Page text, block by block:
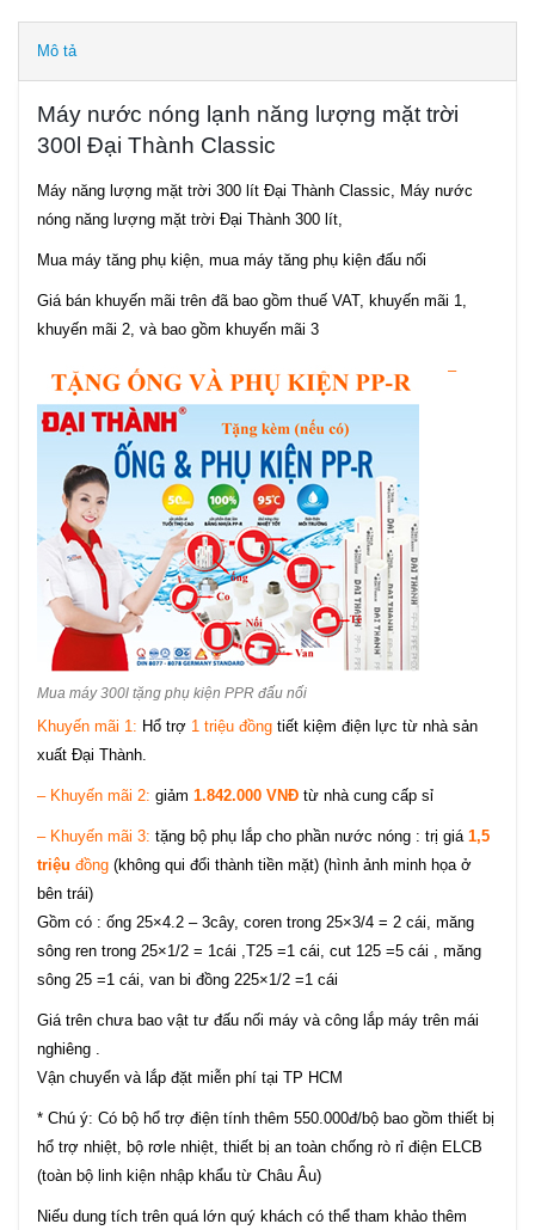
Mô tả
Máy nước nóng lạnh năng lượng mặt trời
300l Đại Thành Classic
Máy năng lượng mặt trời 300 lít Đại Thành Classic, Máy nước
nóng năng lượng mặt trời Đại Thành 300 lít,
Mua máy tăng phụ kiện, mua máy tăng phụ kiện đấu nối
Giá bán khuyến mãi trên đã bao gồm thuế VAT, khuyến mãi 1,
khuyến mãi 2, và bao gồm khuyến mãi 3
Mua máy 300l tặng phụ kiện PPR đấu nối
–
Khuyến mãi 1: Hổ trợ 1 triệu đồng tiết kiệm điện lực từ nhà sản
xuất Đại Thành.
– Khuyến mãi 2: giảm 1.842.000 VNĐ từ nhà cung cấp sỉ
– Khuyến mãi 3: tặng bộ phụ lắp cho phần nước nóng : trị giá 1,5
triệu đồng (không qui đổi thành tiền mặt) (hình ảnh minh họa ở
bên trái)
Gồm có : ống 25×4.2 – 3cây, coren trong 25×3/4 = 2 cái, măng
sông ren trong 25×1/2 = 1cái ,T25 =1 cái, cut 125 =5 cái , măng
sông 25 =1 cái, van bi đồng 225×1/2 =1 cái
Giá trên chưa bao vật tư đấu nối máy và công lắp máy trên mái
nghiêng .
Vận chuyển và lắp đặt miễn phí tại TP HCM
* Chú ý: Có bộ hổ trợ điện tính thêm 550.000đ/bộ bao gồm thiết bị
hổ trợ nhiệt, bộ rơle nhiệt, thiết bị an toàn chống rò rỉ điện ELCB
(toàn bộ linh kiện nhập khẩu từ Châu Âu)
Niếu dung tích trên quá lớn quý khách có thể tham khảo thêm